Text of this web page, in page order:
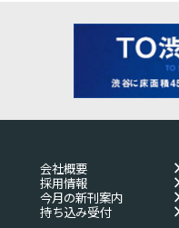
会社概要
採用情報
今月の新刊案内
持ち込み受付